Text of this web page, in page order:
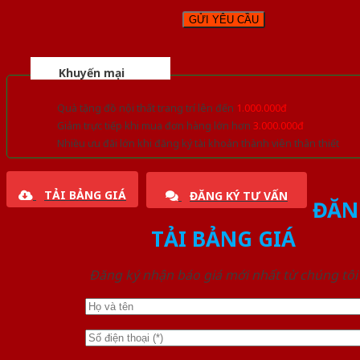
Khuyến mại
Quà tặng đồ nội thất trang trí lên đến 1.000.000đ
Giảm trực tiếp khi mua đơn hàng lớn hơn 3.000.000đ
Nhiều ưu đãi lớn khi đăng ký tài khoản thành viên thân thiết
TẢI BẢNG GIÁ ĐĂNG KÝ TƯ VẤN
TẢI BẢNG GIÁ
Đăng ký nhận báo giá mới nhất từ chúng tôi